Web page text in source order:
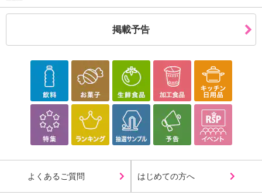
掲載予告
よくあるご質問 はじめての方へ